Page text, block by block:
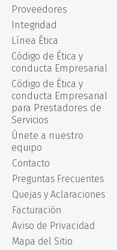
Proveedores
Integridad
Línea Ética
Código de Ética y
conducta Empresarial
Código de Ética y
conducta Empresarial
para Prestadores de
Servicios
Únete a nuestro
equipo
Contacto
Preguntas Frecuentes
Quejas y Aclaraciones
Facturación
Aviso de Privacidad
Mapa del Sitio